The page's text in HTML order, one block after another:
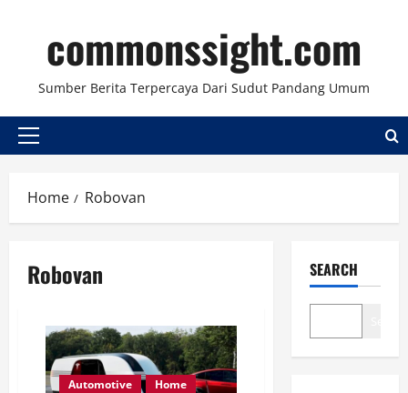
contentcommonssight.com
Sumber Berita Terpercaya Dari Sudut Pandang Umum
Primary
Home Robovan
Robovan
Automotive
Home
SEARCH